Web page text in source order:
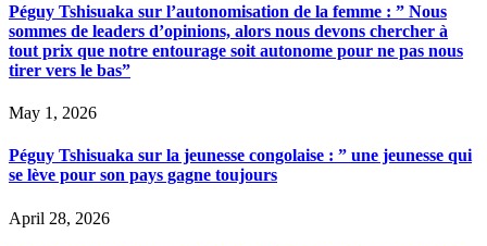
Péguy Tshisuaka sur l’autonomisation de la femme : ” Nous
sommes de leaders d’opinions, alors nous devons chercher à
tout prix que notre entourage soit autonome pour ne pas nous
tirer vers le bas”
May 1, 2026
Péguy Tshisuaka sur la jeunesse congolaise : ” une jeunesse qui
se lève pour son pays gagne toujours
April 28, 2026